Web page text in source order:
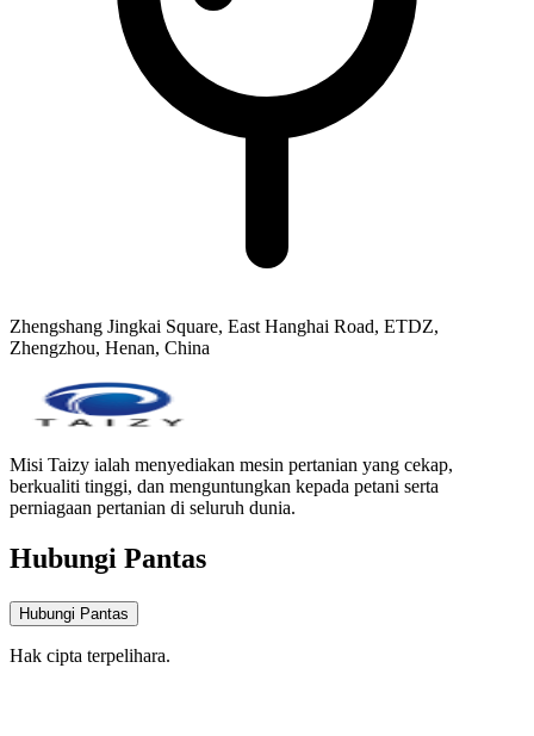
Zhengshang Jingkai Square, East Hanghai Road, ETDZ,
Zhengzhou, Henan, China
Misi Taizy ialah menyediakan mesin pertanian yang cekap,
berkualiti tinggi, dan menguntungkan kepada petani serta
perniagaan pertanian di seluruh dunia.
Hubungi Pantas
Hubungi Pantas
Hak cipta terpelihara.